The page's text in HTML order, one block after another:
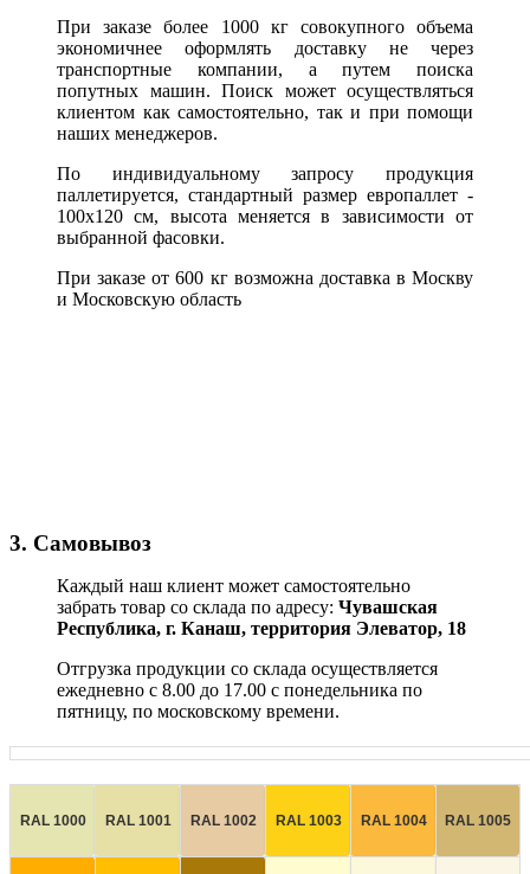
При заказе более 1000 кг совокупного объема
экономичнее оформлять доставку не через
транспортные компании, а путем поиска
попутных машин. Поиск может осуществляться
клиентом как самостоятельно, так и при помощи
наших менеджеров.
По индивидуальному запросу продукция
паллетируется, стандартный размер европаллет -
100х120 см, высота меняется в зависимости от
выбранной фасовки.
При заказе от 600 кг возможна доставка в Москву
и Московскую область
3. Самовывоз
Каждый наш клиент может самостоятельно
забрать товар со склада по адресу: Чувашская
Республика, г. Канаш, территория Элеватор, 18
Отгрузка продукции со склада осуществляется
ежедневно с 8.00 до 17.00 с понедельника по
пятницу, по московскому времени.
RAL 1000 RAL 1001 RAL 1002 RAL 1003 RAL 1004 RAL 1005